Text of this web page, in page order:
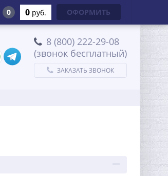
8 (800) 222-29-08
(звонок бесплатный)
ЗАКАЗАТЬ ЗВОНОК
0 0 руб. ОФОРМИТЬ